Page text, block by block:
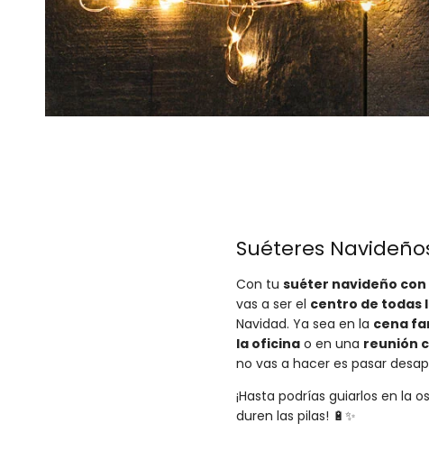
Suéteres
Con tusuéter navideño con
vas a ser el centro de todas
Navidad. Ya sea en la cena
la oficina o en una reunión
no vas a hacer es pasar
¡Hasta podrías guiarlos en la
duren las pilas! 🔋✨